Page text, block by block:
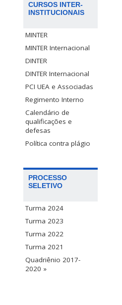
CURSOS INTER-
INSTITUCIONAIS
MINTER
MINTER Internacional
DINTER
DINTER Internacional
PCI UEA e Associadas
Regimento Interno
Calendário de
qualificações e
defesas
Política contra plágio
PROCESSO
SELETIVO
Turma 2024
Turma 2023
Turma 2022
Turma 2021
Quadriênio 2017-
2020 »